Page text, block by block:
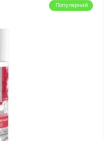
Популярний